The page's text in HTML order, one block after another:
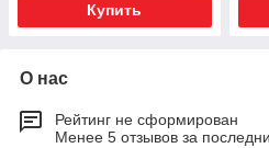
Купить
О нас
Рейтинг не сформирован
Менее 5 отзывов за